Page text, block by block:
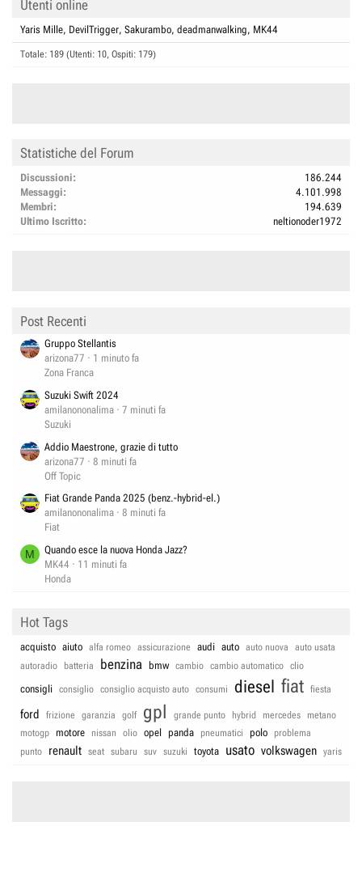
Utenti online
Yaris Mille DevilTrigger Sakurambo deadmanwalking MK44
Totale: 189 (Utenti: 10, Ospiti: 179)
Statistiche del Forum
Discussioni
186.244
Messaggi
4.101.998
Membri
194.639
Ultimo Iscritto
neltionoder1972
Post Recenti
Gruppo Stellantis
arizona77
1 minuto fa
Zona Franca
Suzuki Swift 2024
amilanononalima
7 minuti fa
Suzuki
Addio Maestrone, grazie di tutto
arizona77
8 minuti fa
Off Topic
Fiat Grande Panda 2025 (benz.-hybrid-el.)
amilanononalima
8 minuti fa
Fiat
M
Quando esce la nuova Honda Jazz?
MK44
11 minuti fa
Honda
Hot Tags
acquisto aiuto alfa romeo assicurazione audi auto auto nuova
auto usata
autoradio
batteria benzina bmw cambio cambio automatico clio
consigli consiglio consiglio acquisto auto consumi diesel fiat fiesta
ford frizione garanzia golf gpl grande punto hybrid mercedes
metano
motogp
motore nissan olio opel panda pneumatici polo
problema
punto
renault seat subaru suv suzuki toyota usato volkswagen yaris